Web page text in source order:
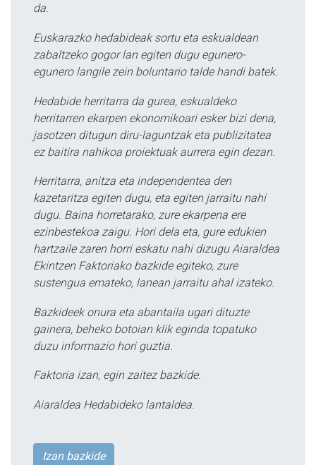
da.
Euskarazko hedabideak sortu eta eskualdean
zabaltzeko gogor lan egiten dugu egunero-
egunero langile zein boluntario talde handi batek.
Hedabide herritarra da gurea, eskualdeko
herritarren ekarpen ekonomikoari esker bizi dena,
jasotzen ditugun diru-laguntzak eta publizitatea
ez baitira nahikoa proiektuak aurrera egin dezan.
Herritarra, anitza eta independentea den
kazetaritza egiten dugu, eta egiten jarraitu nahi
dugu. Baina horretarako, zure ekarpena ere
ezinbestekoa zaigu. Hori dela eta, gure edukien
hartzaile zaren horri eskatu nahi dizugu Aiaraldea
Ekintzen Faktoriako bazkide egiteko, zure
sustengua emateko, lanean jarraitu ahal izateko.
Bazkideek onura eta abantaila ugari dituzte
gainera, beheko botoian klik eginda topatuko
duzu informazio hori guztia.
Faktoria izan, egin zaitez bazkide.
Aiaraldea Hedabideko lantaldea.
Izan bazkide